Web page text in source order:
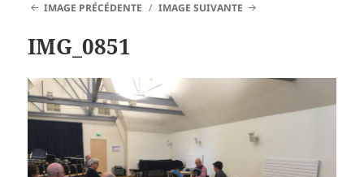
IMAGE PRÉCÉDENTE IMAGE SUIVANTE
IMG_0851